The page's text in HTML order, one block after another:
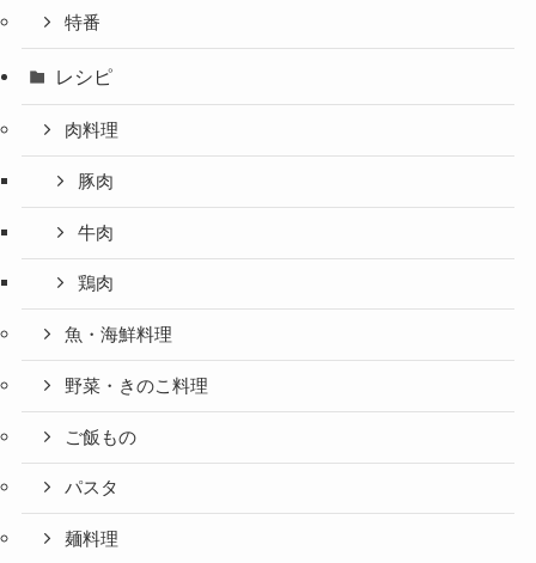
特番
レシピ
肉料理
豚肉
牛肉
鶏肉
魚・海鮮料理
野菜・きのこ料理
ご飯もの
パスタ
麺料理